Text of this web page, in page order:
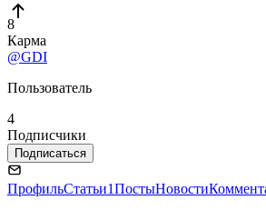
8
Карма
@GDI
Пользователь
4
Подписчики
Подписаться
ПрофильСтатьи1ПостыНовости